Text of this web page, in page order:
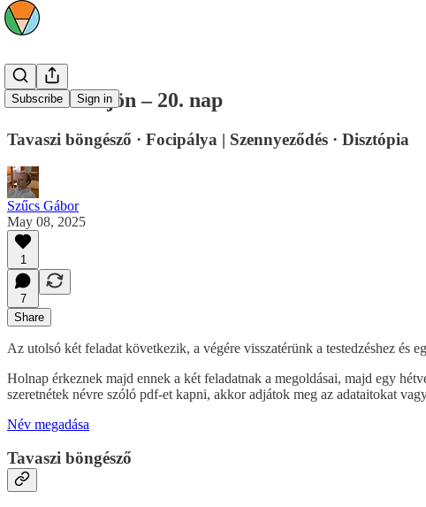
Subscribe Sign in
minden·ki·jön – 20. nap
Tavaszi böngésző · Focipálya | Szennyeződés · Disztópia
Szűcs Gábor
May 08, 2025
1
7
Share
Az utolsó két feladat következik, a végére visszatérünk a testedzéshez és
Holnap érkeznek majd ennek a két feladatnak a megoldásai, majd egy
szeretnétek névre szóló pdf-et kapni, akkor adjátok meg az adataitokat
Név megadása
Tavaszi böngésző